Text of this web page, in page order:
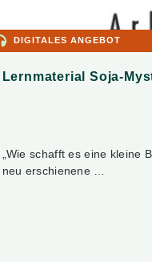
DIGITALES ANGEBOT
Lernmaterial Soja-
„Wie schafft es eine kleine
neu erschienene …